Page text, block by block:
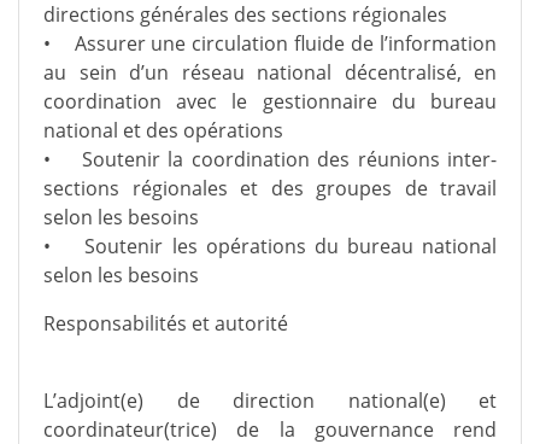
directions générales des sections régionales
• Assurer une circulation fluide de l’information
au sein d’un réseau national décentralisé, en
coordination avec le gestionnaire du bureau
national et des opérations
• Soutenir la coordination des réunions inter-
sections régionales et des groupes de travail
selon les besoins
• Soutenir les opérations du bureau national
selon les besoins
Responsabilités et autorité
L’adjoint(e) de direction national(e) et
coordinateur(trice) de la gouvernance rend